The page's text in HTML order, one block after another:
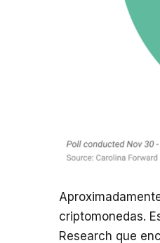
criptomonedas.
Research que